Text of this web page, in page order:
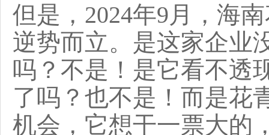
但是，2024年9月，海
逆势而立。是这家企业
吗？不是！是它看不透
了吗？也不是！而是花
机会，它想干一票大的